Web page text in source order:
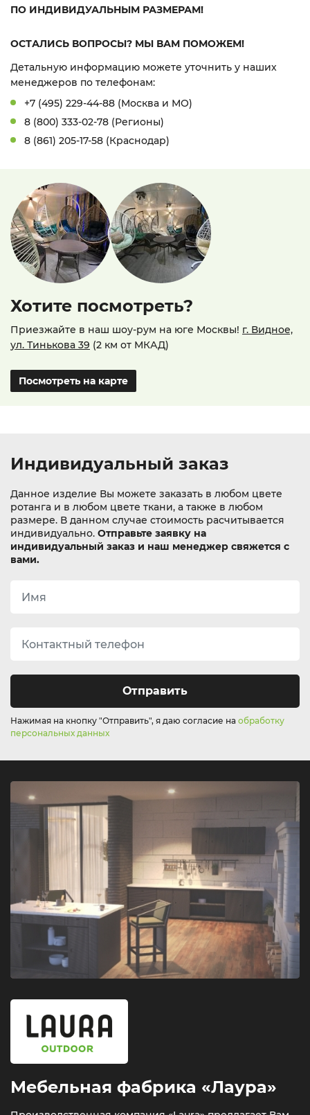
ПО ИНДИВИДУАЛЬНЫМ РАЗМЕРАМ!
ОСТАЛИСЬ ВОПРОСЫ? МЫ ВАМ ПОМОЖЕМ!
Детальную информацию можете уточнить у наших
менеджеров по телефонам:
+7 (495) 229-44-88 (Москва и МО)
8 (800) 333-02-78 (Регионы)
8 (861) 205-17-58 (Краснодар)
Хотите посмотреть?
Приезжайте в наш шоу-рум на юге Москвы! г. Видное,
ул. Тинькова 39 (2 км от МКАД)
Посмотреть на карте
Индивидуальный заказ
Данное изделие Вы можете заказать в любом цвете
ротанга и в любом цвете ткани, а также в любом
размере. В данном случае стоимость расчитывается
индивидуально. Отправьте заявку на
индивидуальный заказ и наш менеджер свяжется с
вами.
Отправить
Нажимая на кнопку "Отправить", я даю согласие на обработку
персональных данных
Мебельная фабрика «Лаура»